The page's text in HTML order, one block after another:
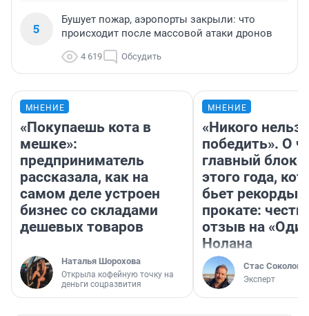
5
Бушует пожар, аэропорты закрыли: что
происходит после массовой атаки дронов
4 619 Обсудить
МНЕНИЕ
«Покупаешь кота в
мешке»:
предприниматель
рассказала, как на
самом деле устроен
бизнес со складами
дешевых товаров
Наталья Шорохова
Открыла кофейную точку на
деньги соцразвития
МНЕНИЕ
«Никого нельзя
победить». О
главный
этого года,
бьет рекорды в
прокате:
отзыв на
Нолана
Стас Соколов
Эксперт